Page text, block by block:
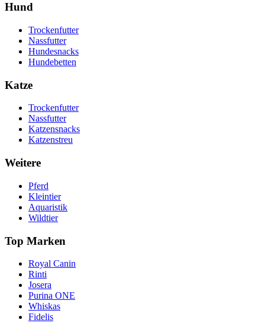
Hund
Trockenfutter
Nassfutter
Hundesnacks
Hundebetten
Katze
Trockenfutter
Nassfutter
Katzensnacks
Katzenstreu
Weitere
Pferd
Kleintier
Aquaristik
Wildtier
Top Marken
Royal Canin
Rinti
Josera
Purina ONE
Whiskas
Fidelis